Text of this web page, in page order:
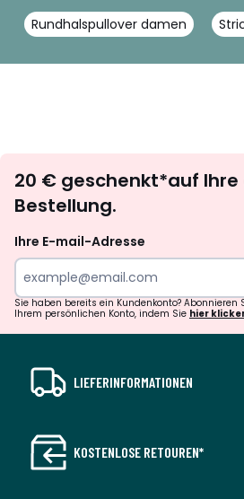
Rundhalspullover damen
20 € geschenkt*auf Ihre
Bestellung.
Ihre E-mail-Adresse
Sie haben bereits ein Kundenkonto? Abonnieren
Ihrem persönlichen Konto, indem Sie hier
LIEFERINFORMATIONEN
KOSTENLOSE RETOUREN*